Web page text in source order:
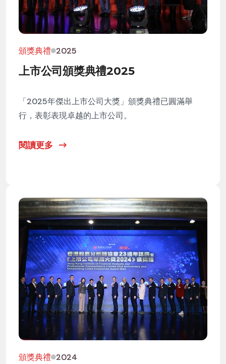
頒獎典禮 2025
上市公司頒獎典禮2025
「2025年傑出上市公司大獎」頒獎典禮已圓滿舉
行，表彰表現卓越的上市公司。
閱讀更多
頒獎典禮 2024